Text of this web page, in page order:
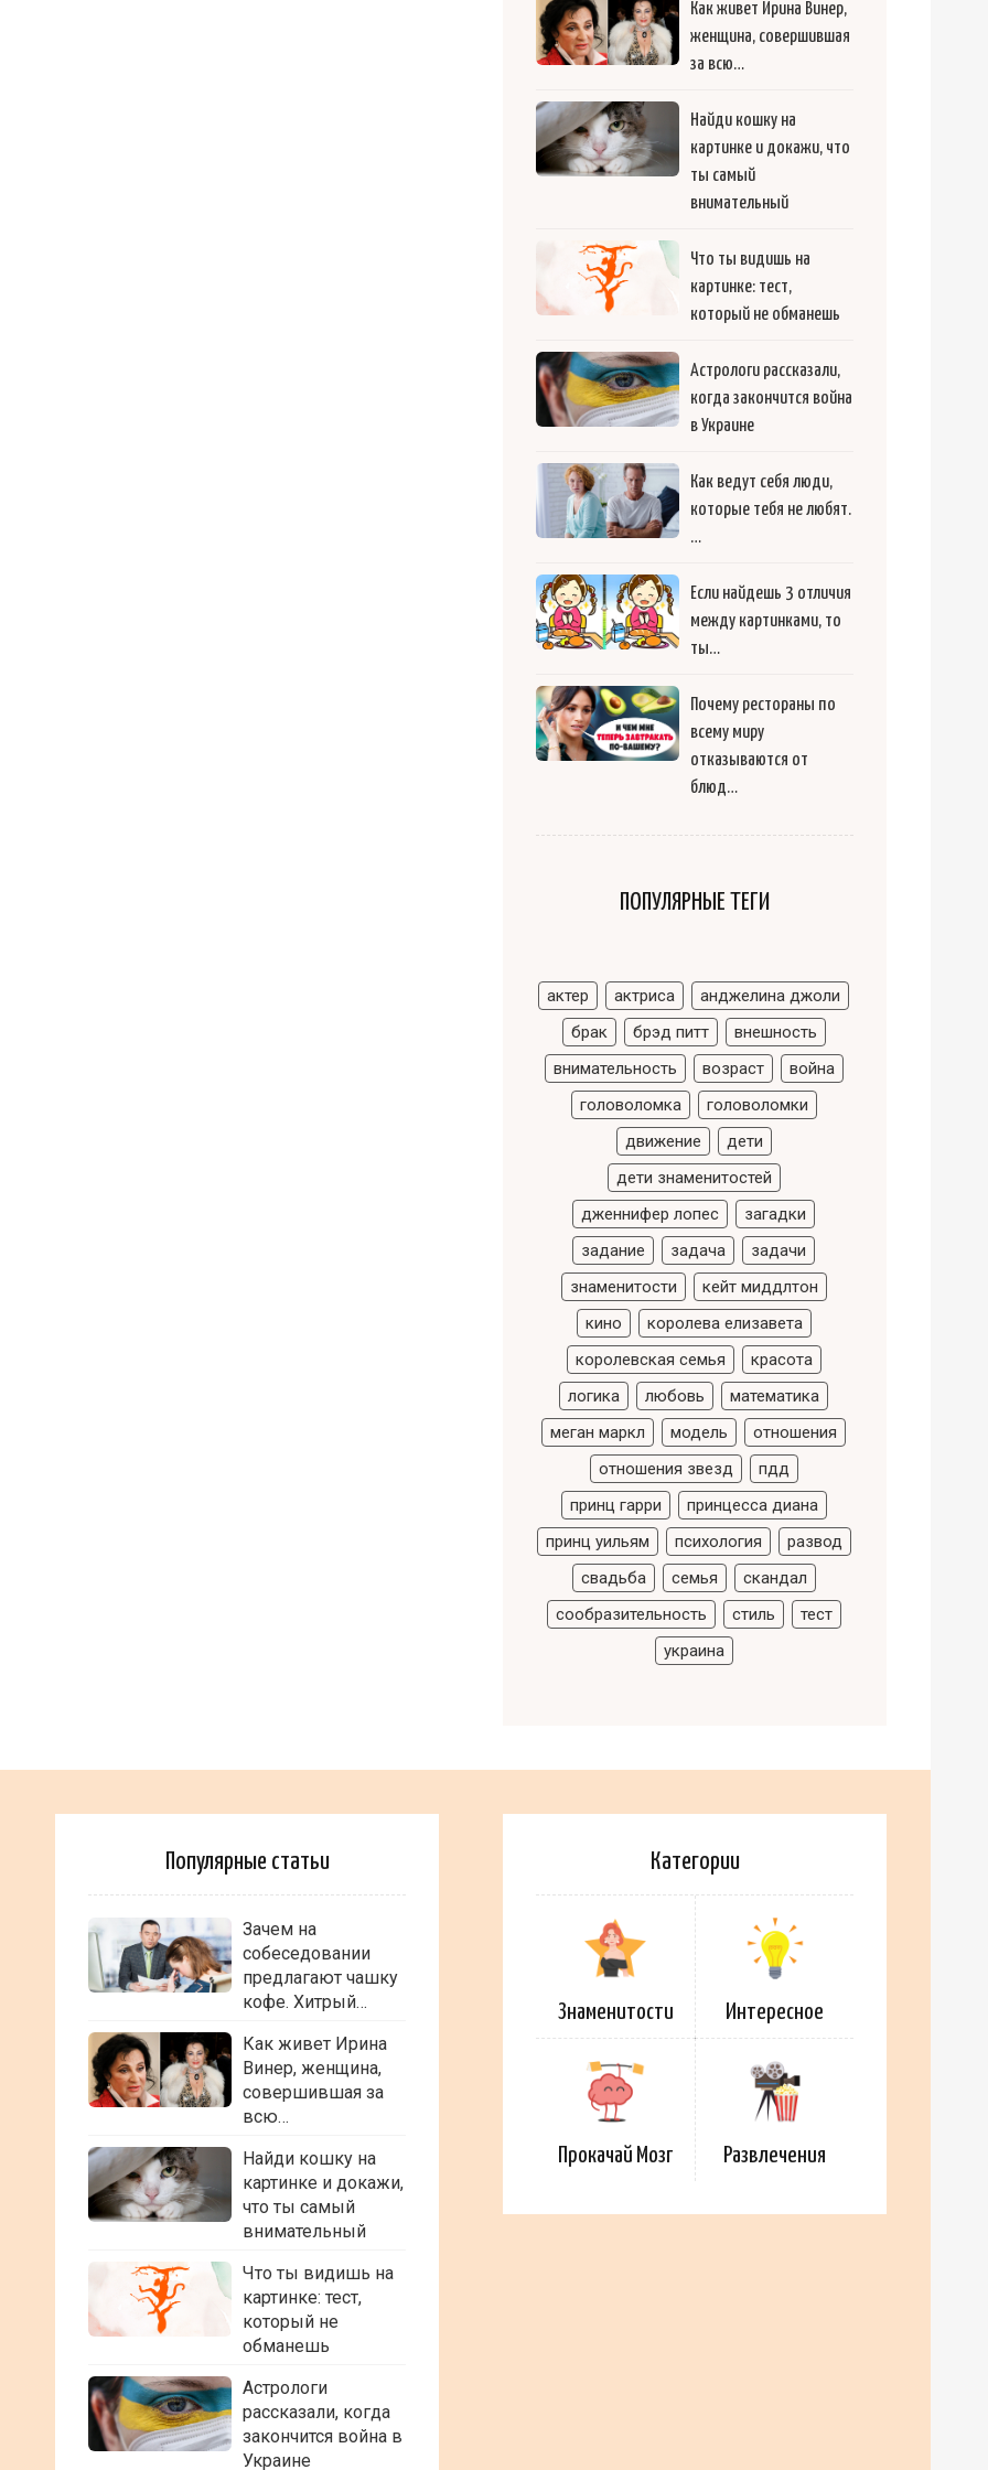
Как живет Ирина Винер,
женщина, совершившая
за всю…
Найди кошку на
картинке и докажи, что
ты самый
внимательный
Что ты видишь на
картинке: тест,
который не обманешь
Астрологи рассказали,
когда закончится война
в Украине
Как ведут себя люди,
которые тебя не любят.
…
Если найдешь 3 отличия
между картинками, то
ты…
Почему рестораны по
всему миру
отказываются от
блюд…
ПОПУЛЯРНЫЕ ТЕГИ
актер актриса
анджелина джоли
брак
брэд питт
внешность
внимательность
возраст
война
головоломка
головоломки
движение
дети
дети знаменитостей
дженнифер лопес
загадки
задание
задача
задачи
знаменитости
кейт миддлтон
кино
королева елизавета
королевская семья
красота
логика
любовь
математика
меган маркл
модель
отношения
отношения звезд
пдд
принц гарри
принцесса диана
принц уильям
психология
развод
свадьба
семья
скандал
сообразительность
стиль
тест
украина
Популярные статьи
Зачем на
собеседовании
предлагают чашку
кофе. Хитрый…
Как живет Ирина
Винер, женщина,
совершившая за
всю…
Найди кошку на
картинке и докажи,
что ты самый
внимательный
Что ты видишь на
картинке: тест,
который не
обманешь
Астрологи
рассказали, когда
закончится война в
Украине
Категории
Знаменитости Интересное
Прокачай Мозг Развлечения